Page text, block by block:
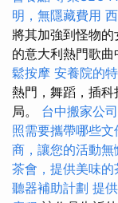
明，無隱藏費用
將其加強到怪物
的意大利熱門歌曲
鬆按摩 安養院的
熱門，舞蹈，插
局。 台中搬家公
照需要攜帶哪些
商，讓您的活動無
茶會，提供美味的
聽器補助計劃 提